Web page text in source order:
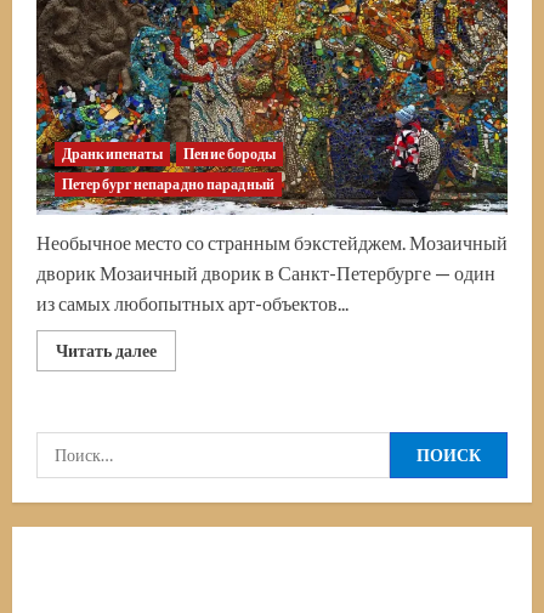
Дранкипенаты
Пение бороды
Петербург непарадно парадный
Необычное место со странным бэкстейджем. Мозаичный
дворик Мозаичный дворик в Санкт-Петербурге — один
из самых любопытных арт-объектов...
Читать далееПрочитать
больше
в
Фотоотчёт
о
Найти: